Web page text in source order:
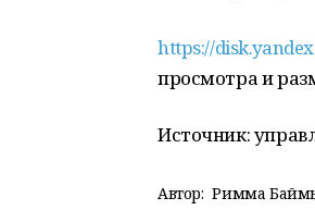
https://
просмотра и
Источник:
Автор: Римма